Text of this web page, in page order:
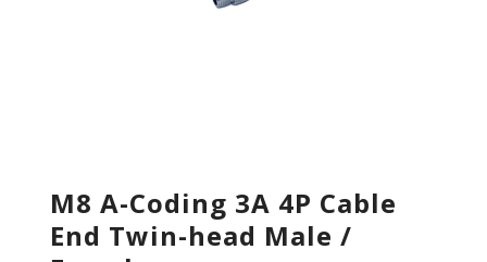
M8 A-Coding 3A 4P Cable
End Twin-head Male /